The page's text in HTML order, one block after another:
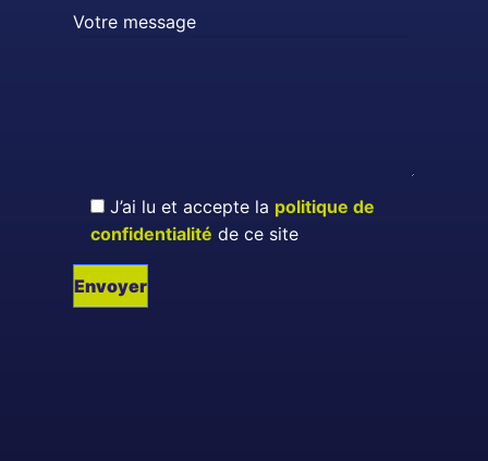
Votre message
J’ai lu et accepte la politique de
confidentialité de ce site